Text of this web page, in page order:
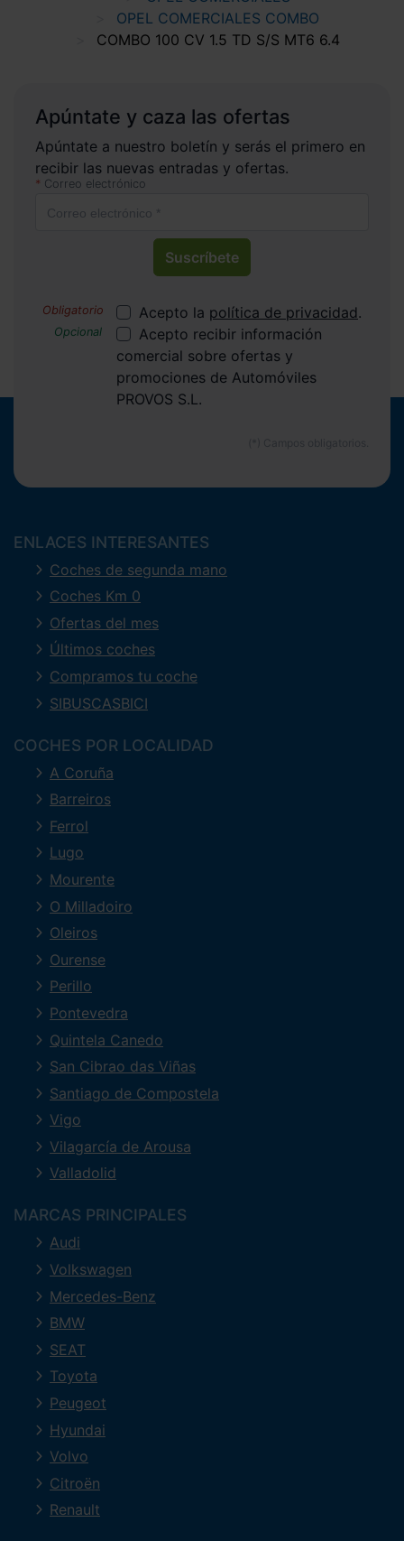
OPEL COMERCIALES COMBO
COMBO 100 CV 1.5 TD S/S MT6 6.4
Apúntate y caza las ofertas
Apúntate a nuestro boletín y serás el primero en
recibir las nuevas entradas y ofertas.
Correo electrónico
Suscríbete
Acepto la política de privacidad.
Acepto recibir información
comercial sobre ofertas y
promociones de Automóviles
PROVOS S.L.
ENLACES INTERESANTES
Coches de segunda mano
Coches Km 0
Ofertas del mes
Últimos coches
Compramos tu coche
SIBUSCASBICI
COCHES POR LOCALIDAD
A Coruña
Barreiros
Ferrol
Lugo
Mourente
O Milladoiro
Oleiros
Ourense
Perillo
Pontevedra
Quintela Canedo
San Cibrao das Viñas
Santiago de Compostela
Vigo
Vilagarcía de Arousa
Valladolid
MARCAS PRINCIPALES
Audi
Volkswagen
Mercedes-Benz
BMW
SEAT
Toyota
Peugeot
Hyundai
Volvo
Citroën
Renault